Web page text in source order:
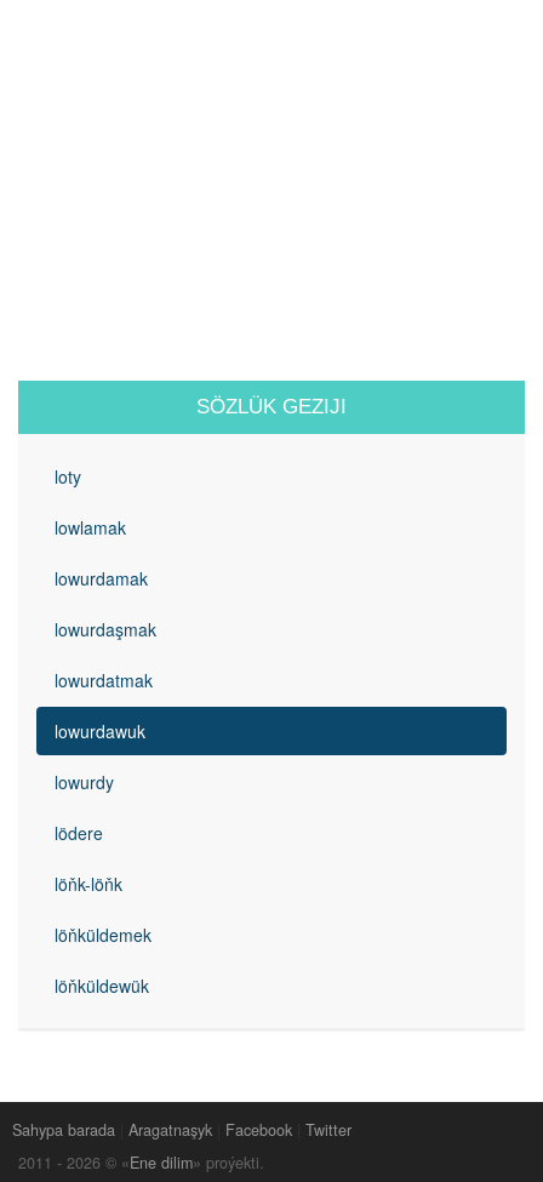
SÖZLÜK GEZIJI
loty
lowlamak
lowurdamak
lowurdaşmak
lowurdatmak
lowurdawuk
lowurdy
lödere
löňk-löňk
löňküldemek
löňküldewük
Sahypa barada Aragatnaşyk Facebook
Twitter
2011 - 2026 © «Ene dilim» proýekti.